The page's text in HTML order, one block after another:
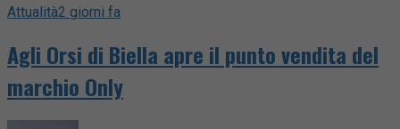
Attualità2 giorni fa
Agli Orsi di Biella apre il punto vendita del
marchio Only